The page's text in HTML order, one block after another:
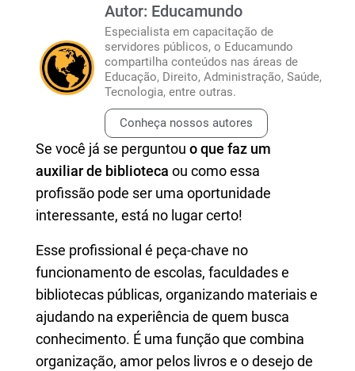
Autor: Educamundo
Especialista em capacitação de
servidores públicos, o Educamundo
compartilha conteúdos nas áreas de
Educação, Direito, Administração, Saúde,
Tecnologia, entre outras.
Conheça nossos autores
Se você já se perguntou o que faz um
auxiliar de biblioteca ou como essa
profissão pode ser uma oportunidade
interessante, está no lugar certo!
Esse profissional é peça-chave no
funcionamento de escolas, faculdades e
bibliotecas públicas, organizando materiais e
ajudando na experiência de quem busca
conhecimento. É uma função que combina
organização, amor pelos livros e o desejo de